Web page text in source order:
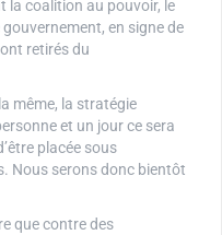
la coalition au pouvoir, le
en signe de
retirés du
même, la stratégie
et un jour ce sera
placée sous
Nous serons donc bientôt
que contre des